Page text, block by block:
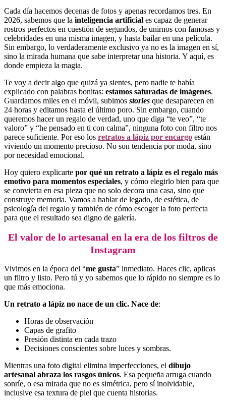
Cada día hacemos decenas de fotos y apenas recordamos tres. En
2026, sabemos que la inteligencia artificial es capaz de generar
rostros perfectos en cuestión de segundos, de unirnos con famosas y
celebridades en una misma imagen, y hasta bailar en una película.
Sin embargo, lo verdaderamente exclusivo ya no es la imagen en sí,
sino la mirada humana que sabe interpretar una historia. Y aquí, es
donde empieza la magia.
Te voy a decir algo que quizá ya sientes, pero nadie te había
explicado con palabras bonitas: estamos saturadas de imágenes.
Guardamos miles en el móvil, subimos stories que desaparecen en
24 horas y editamos hasta el último poro. Sin embargo, cuando
queremos hacer un regalo de verdad, uno que diga “te veo”, “te
valoro” y “he pensado en ti con calma”, ninguna foto con filtro nos
parece suficiente. Por eso los retratos a lápiz por encargo están
viviendo un momento precioso. No son tendencia por moda, sino
por necesidad emocional.
Hoy quiero explicarte por qué un retrato a lápiz es el regalo más
emotivo para momentos especiales, y cómo elegirlo bien para que
se convierta en esa pieza que no solo decora una casa, sino que
construye memoria. Vamos a hablar de legado, de estética, de
psicología del regalo y también de cómo escoger la foto perfecta
para que el resultado sea digno de galería.
El valor de lo artesanal en la era de los filtros de
Instagram
Vivimos en la época del “me gusta” inmediato. Haces clic, aplicas
un filtro y listo. Pero tú y yo sabemos que lo rápido no siempre es lo
que más emociona.
Un retrato a lápiz no nace de un clic. Nace de:
Horas de observación
Capas de grafito
Presión distinta en cada trazo
Decisiones conscientes sobre luces y sombras.
Mientras una foto digital elimina imperfecciones, el dibujo
artesanal abraza los rasgos únicos. Esa pequeña arruga cuando
sonríe, o esa mirada que no es simétrica, pero sí inolvidable,
inclusive esa textura de piel que cuenta historias.